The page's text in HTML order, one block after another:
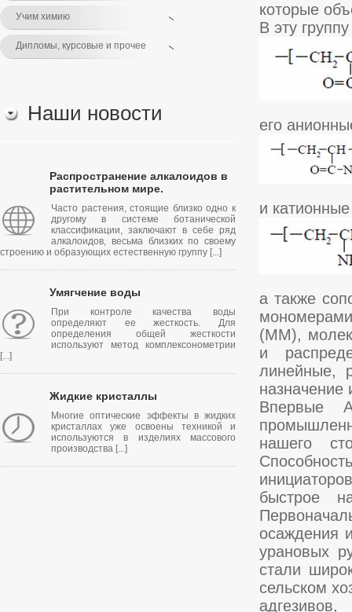
Учим химию
Дипломы, курсовые и прочее
Наши новости
Распространение алкалоидов в
растительном мире.
Часто растения, стоящие близко одно к
другому в системе ботанической
классификации, заключают в себе ряд
алкалоидов, весьма близких по своему
строению и образующих естественную группу [...]
Умягчение воды
При контроле качества воды
определяют ее жесткость. Для
определения общей жесткости
используют метод комплексонометрии
[...]
Жидкие кристаллы
Многие оптические эффекты в жидких
кристаллах уже освоены техникой и
используются в изделиях массового
производства [...]
которые
В эту
его
и
а также
(ММ),
и
линейные,
назначение
Впервые
нашего
быстрое
осаждения
урановых
стали
сельском
адгезивов,